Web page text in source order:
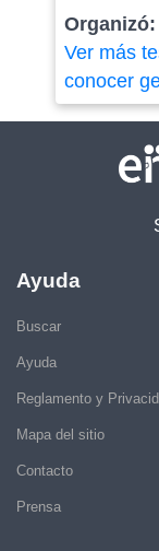
Organizó:
Ver más
conocer
Ayuda
Buscar
Ayuda
Reglamento y
Mapa del sitio
Contacto
Prensa